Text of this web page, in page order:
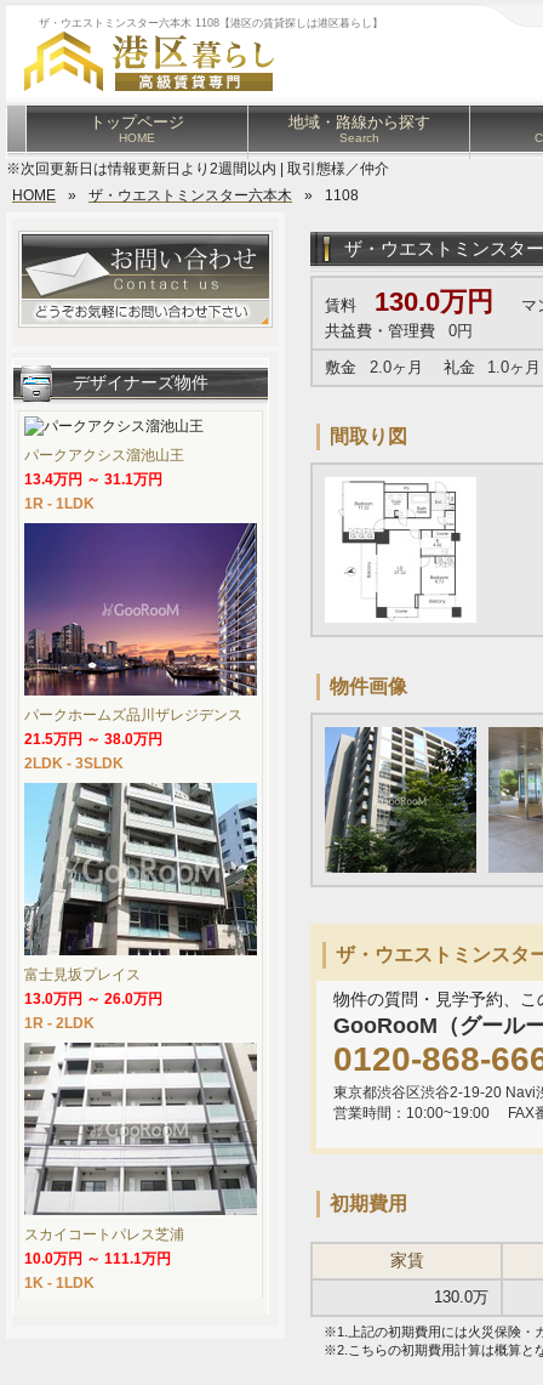
ザ・ウエストミンスター六本木 1108【港区の賃貸探しは港区暮らし】
トップページ
HOME
地域・路線から探す
Search
※次回更新日は情報更新日より2週間以内 | 取引態様／仲介
HOME
» ザ・ウエストミンスター六本木 » 1108
ザ・ウエストミンスタ
賃料 130.0万円
マ
共益費・管理費
0円
敷金
2.0ヶ月 礼金 1.0ヶ月
間取り図
物件画像
ザ・ウエストミンスタ
物件の質問・見学予約、
GooRooM（グール
0120-868-
東京都渋谷区渋谷2-19-20 Navi
営業時間：10:00~19:00
FAX
初期費用
家賃
130.0万
※1.上記の初期費用には火災保険・
※2.こちらの初期費用計算は概算と
デザイナーズ物件
パークアクシス溜池山王
13.4万円 ～ 31.1万円
1R - 1LDK
パークホームズ品川ザレジデンス
21.5万円 ～ 38.0万円
2LDK - 3SLDK
富士見坂プレイス
13.0万円 ～ 26.0万円
1R - 2LDK
スカイコートパレス芝浦
10.0万円 ～ 111.1万円
1K - 1LDK